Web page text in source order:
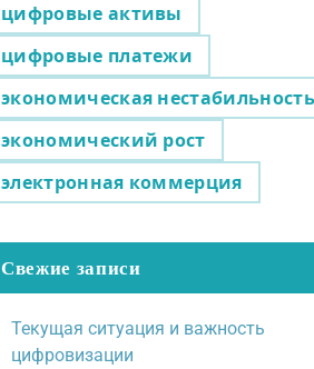
цифровые активы
цифровые платежи
экономическая нестабильность
экономический рост
электронная коммерция
Свежие записи
Текущая ситуация и важность
цифровизации